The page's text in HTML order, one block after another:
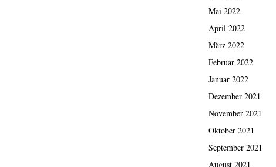
Mai 2022
April 2022
März 2022
Februar 2022
Januar 2022
Dezember 2021
November 2021
Oktober 2021
September 2021
August 2021